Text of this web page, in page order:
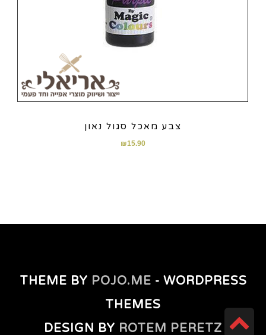
צבע מאכל סגול נאון
₪15.90
THEME BY POJO.ME - WORDPRESS
THEMES
DESIGN BY ROTEM PERETZ
גלילה